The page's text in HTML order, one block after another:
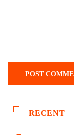
RECENT